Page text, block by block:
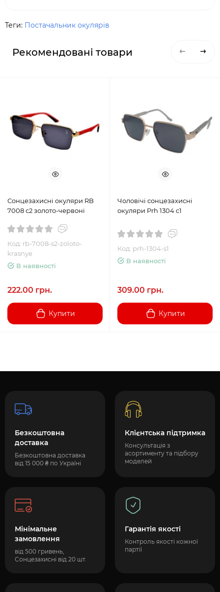
Теги: Постачальник окулярів
Рекомендовані товари
Сонцезахисні окуляри RB
7008 с2 золото-червоні
Код: rb-7008-s2-zoloto-
krasnye
В наявності
222.00 грн.
Купити
Чоловічі сонцезахисні
окуляри Prh 1304 с1
Код: prh-1304-s1
В наявності
309.00 грн.
Купити
Безкоштовна
доставка
Безкоштовна доставка
від 15 000 ₴ по Україні
Клієнтська підтримка
Консультація з
асортименту та підбору
моделей
Мінімальне
замовлення
від 500 гривень,
Сонцезахисні від 20 шт.
Гарантія якості
Контроль якості кожної
партії